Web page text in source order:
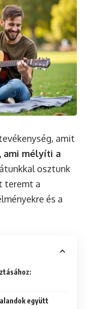
amit
ami mélyíti a
osztunk
teremt a
és a
együtt